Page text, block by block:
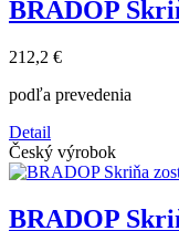
BRADOP
212,2 €
podľa prevedenia
Detail
Český výrobok
BRADOP